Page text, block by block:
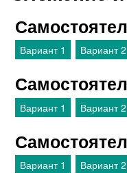
Вариант 1 Вариант 2
Вариант 1 Вариант 2
Вариант 1 Вариант 2